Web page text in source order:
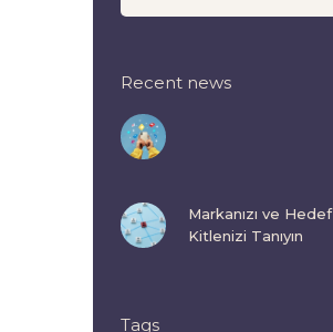
Recent news
Markanızı ve Hedef
Kitlenizi Tanıyın
Tags